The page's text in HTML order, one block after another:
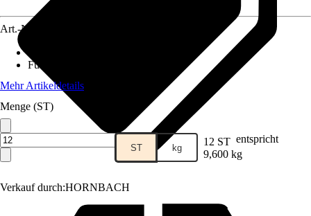
Verkauf durch:HORNBACH
Art.-Nr.
Futtermittelart
Mehr Artikeldetails
Menge (ST)
ST kg 12 ST entspricht
9,600 kg